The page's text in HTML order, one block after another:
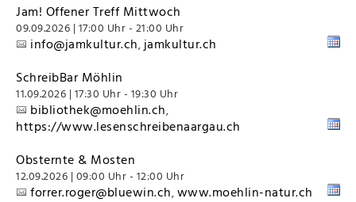
Jam! Offener Treff Mittwoch
09.09.2026 | 17:00 Uhr - 21:00 Uhr
info@jamkultur.ch, jamkultur.ch
SchreibBar Möhlin
11.09.2026 | 17:30 Uhr - 19:30 Uhr
bibliothek@moehlin.ch,
https://www.lesenschreibenaargau.ch
Obsternte & Mosten
12.09.2026 | 09:00 Uhr - 12:00 Uhr
forrer.roger@bluewin.ch,www.moehlin-natur.ch